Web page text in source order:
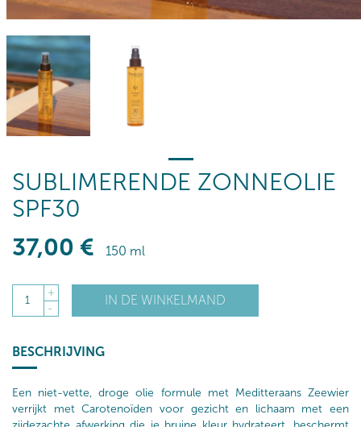
SUBLIMERENDE ZONNEOLIE
SPF30
37,00 € 150 ml
1
+
-
IN DE WINKELMAND
BESCHRIJVING
Een niet-vette, droge olie formule met Meditteraans Zeewier
verrijkt met Carotenoïden voor gezicht en lichaam met een